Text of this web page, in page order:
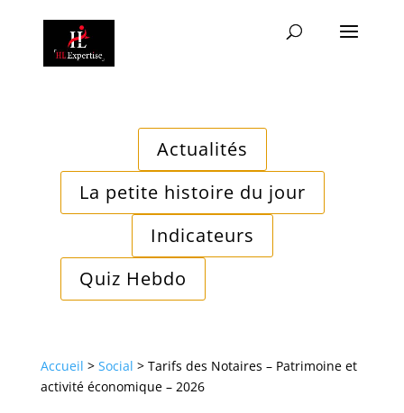
Actualités
La petite histoire du jour
Indicateurs
Quiz Hebdo
Accueil > Social > Tarifs des Notaires – Patrimoine et
activité économique – 2026